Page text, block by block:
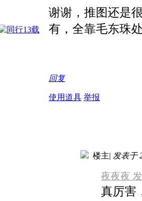
谢谢，推图还是
有，全靠毛东珠
回复
使用道具 举报
楼主| 发表于
夜夜夜
真厉害